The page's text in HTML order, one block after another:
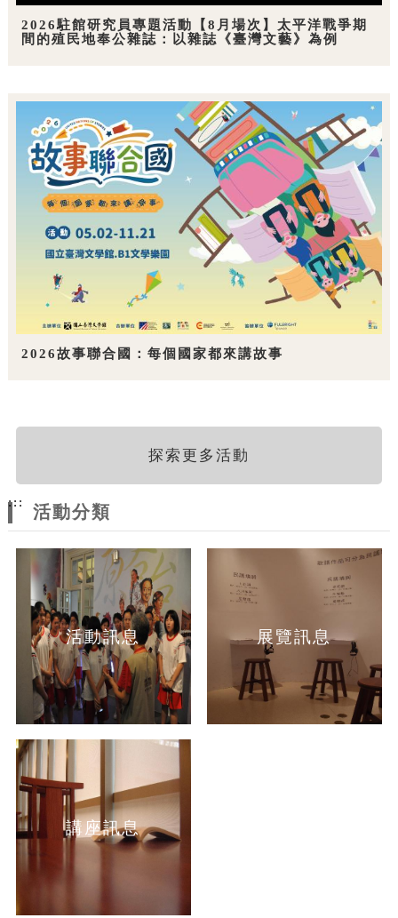
2026駐館研究員專題活動【8月場次】太平洋戰爭期
間的殖民地奉公雜誌：以雜誌《臺灣文藝》為例
2026故事聯合國：每個國家都來講故事
探索更多活動
:::
活動分類
活動訊息 展覽訊息
講座訊息